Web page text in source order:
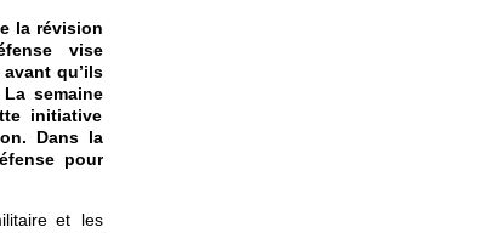
la révision
vise
qu’ils
semaine
initiative
Dans la
pour
et les